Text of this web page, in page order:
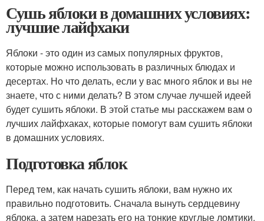
Сушь яблоки в домашних условиях:
лучшие лайфхаки
Яблоки - это один из самых популярных фруктов,
которые можно использовать в различных блюдах и
десертах. Но что делать, если у вас много яблок и вы не
знаете, что с ними делать? В этом случае лучшей идеей
будет сушить яблоки. В этой статье мы расскажем вам о
лучших лайфхаках, которые помогут вам сушить яблоки
в домашних условиях.
Подготовка яблок
Перед тем, как начать сушить яблоки, вам нужно их
правильно подготовить. Сначала вынуть сердцевину
яблока, а затем нарезать его на тонкие круглые ломтики.